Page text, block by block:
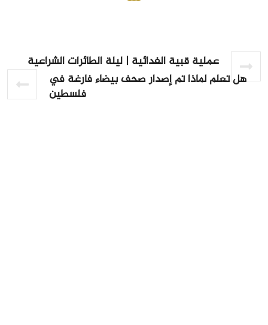
عملية قبية الفدائية | ليلة الطائرات الشراعية
هل تعلم لماذا تم إصدار صحف بيضاء فارغة في
فلسطين